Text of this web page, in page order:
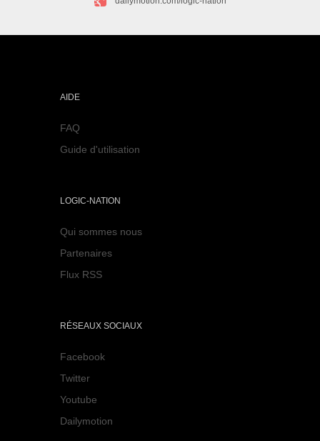
AIDE
FAQ
Guide d'utilisation
LOGIC-NATION
Qui sommes nous
Partenaires
Flux RSS
RÉSEAUX SOCIAUX
Facebook
Twitter
Youtube
Dailymotion